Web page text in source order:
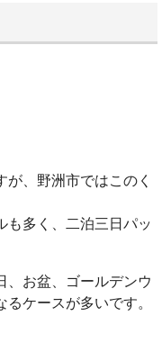
、野洲市ではこのく
も多く、二泊三日パッ
、お盆、ゴールデンウ
ケースが多いです。